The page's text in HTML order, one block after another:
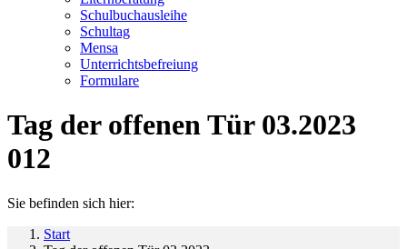
Schulbuchausleihe
Schultag
Mensa
Unterrichtsbefreiung
Formulare
Tag der offenen Tür 03.2023
012
Sie befinden sich hier:
Start